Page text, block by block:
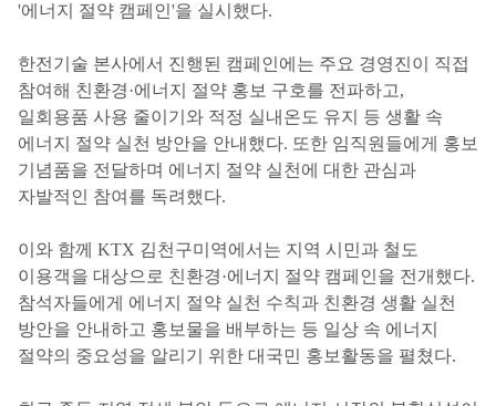
'에너지 절약 캠페인'을 실시했다.
한전기술 본사에서 진행된 캠페인에는 주요 경영진이 직접
참여해 친환경·에너지 절약 홍보 구호를 전파하고,
일회용품 사용 줄이기와 적정 실내온도 유지 등 생활 속
에너지 절약 실천 방안을 안내했다. 또한 임직원들에게 홍보
기념품을 전달하며 에너지 절약 실천에 대한 관심과
자발적인 참여를 독려했다.
이와 함께 KTX 김천구미역에서는 지역 시민과 철도
이용객을 대상으로 친환경·에너지 절약 캠페인을 전개했다.
참석자들에게 에너지 절약 실천 수칙과 친환경 생활 실천
방안을 안내하고 홍보물을 배부하는 등 일상 속 에너지
절약의 중요성을 알리기 위한 대국민 홍보활동을 펼쳤다.